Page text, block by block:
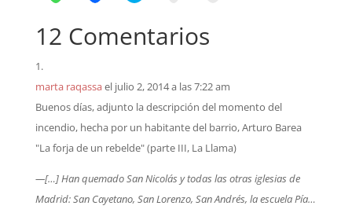
12 Comentarios
marta raqassael julio 2, 2014 a las 7:22 am
Buenos días, adjunto la descripción del momento del
incendio, hecha por un habitante del barrio, Arturo Barea
"La forja de un rebelde" (parte III, La Llama)
—[…] Han quemado San Nicolás y todas las otras iglesias de
Madrid: San Cayetano, San Lorenzo, San Andrés, la escuela Pía…